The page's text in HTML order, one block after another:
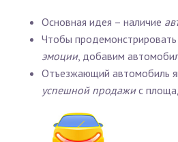
Основная идея – наличие
Чтобы продемонстрировать
эмоции, добавим
Отъезжающий автомобиль
успешной продажис